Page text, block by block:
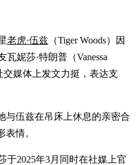
老虎·伍兹 （Tiger Woods）因
妮莎·特朗普（Vanessa
交媒体上发文力挺，表达支
与伍兹在吊床上休息的亲密合
表情。
于2025年3月同时在社媒上官